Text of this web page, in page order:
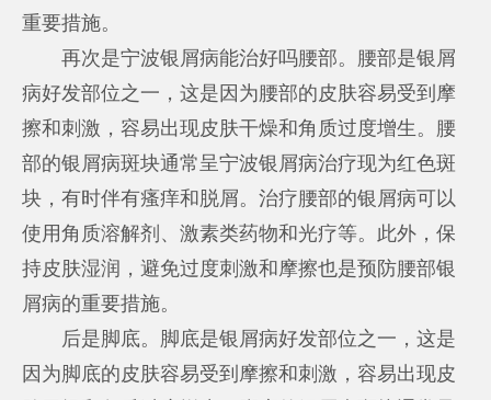
重要措施。
再次是宁波银屑病能治好吗腰部。腰部是银屑
病好发部位之一，这是因为腰部的皮肤容易受到摩
擦和刺激，容易出现皮肤干燥和角质过度增生。腰
部的银屑病斑块通常呈宁波银屑病治疗现为红色斑
块，有时伴有瘙痒和脱屑。治疗腰部的银屑病可以
使用角质溶解剂、激素类药物和光疗等。此外，保
持皮肤湿润，避免过度刺激和摩擦也是预防腰部银
屑病的重要措施。
后是脚底。脚底是银屑病好发部位之一，这是
因为脚底的皮肤容易受到摩擦和刺激，容易出现皮